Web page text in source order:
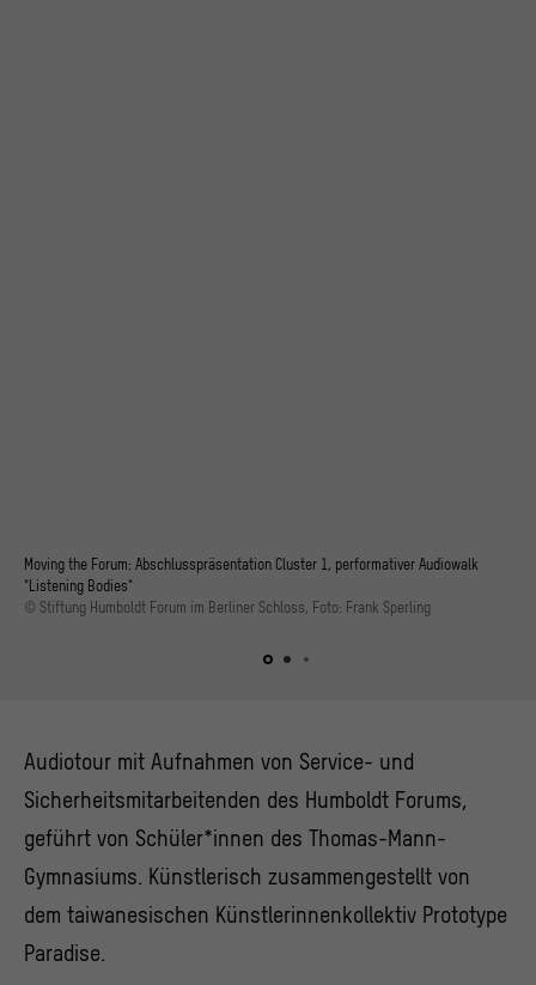
Moving the Forum: Abschlusspräsentation Cluster 1, performativer Audiowalk
"Listening Bodies"
© Stiftung Humboldt Forum im Berliner Schloss, Foto: Frank Sperling
Audiotour mit Aufnahmen von Service- und
Sicherheitsmitarbeitenden des Humboldt Forums,
geführt von Schüler*innen des Thomas-Mann-
Gymnasiums. Künstlerisch zusammengestellt von
dem taiwanesischen Künstlerinnenkollektiv Prototype
Paradise.